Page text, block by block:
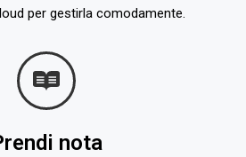
per gestirla comodamente.
nota